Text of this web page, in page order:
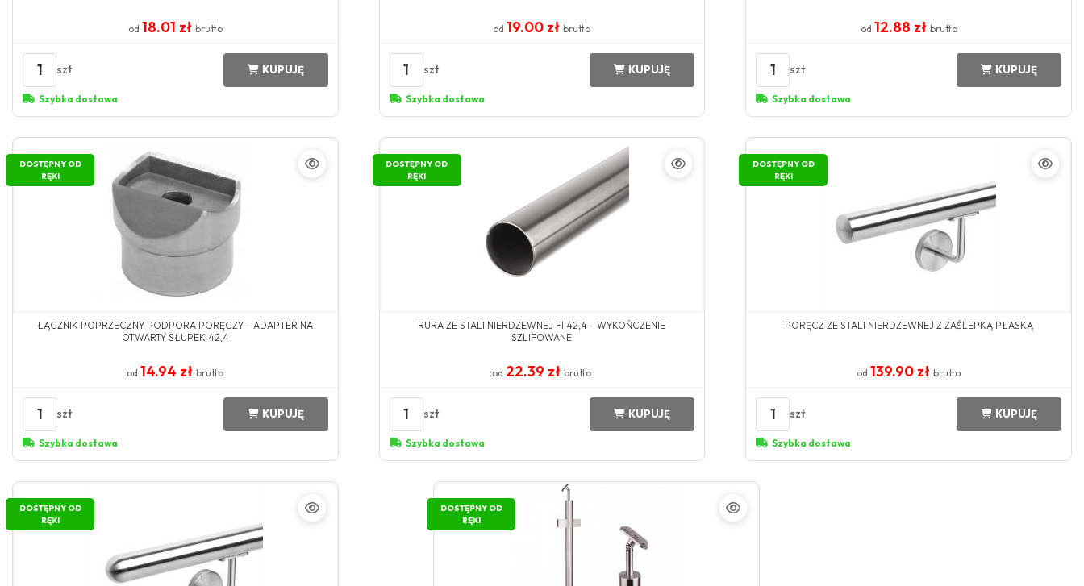
od 18.01 zł brutto
1 szt KUPUJĘ
Szybka dostawa
od19.00 złbrutto
1 szt KUPUJĘ
Szybka dostawa
od 12.88 zł brutto
1 szt KUPUJĘ
Szybka dostawa
DOSTĘPNY OD
RĘKI
ŁĄCZNIK POPRZECZNY PODPORA PORĘCZY - ADAPTER NA
OTWARTY SŁUPEK 42,4
od14.94 złbrutto
1 szt KUPUJĘ
Szybka dostawa
DOSTĘPNY OD
RĘKI
RURA ZE STALI NIERDZEWNEJ FI 42,4 - WYKOŃCZENIE
SZLIFOWANE
od 22.39 złbrutto
1 szt KUPUJĘ
Szybka dostawa
DOSTĘPNY OD
RĘKI
PORĘCZ ZE STALI NIERDZEWNEJ Z ZAŚLEPKĄ PŁASKĄ
od139.90 złbrutto
1 szt KUPUJĘ
Szybka dostawa
DOSTĘPNY OD
RĘKI
DOSTĘPNY OD
RĘKI